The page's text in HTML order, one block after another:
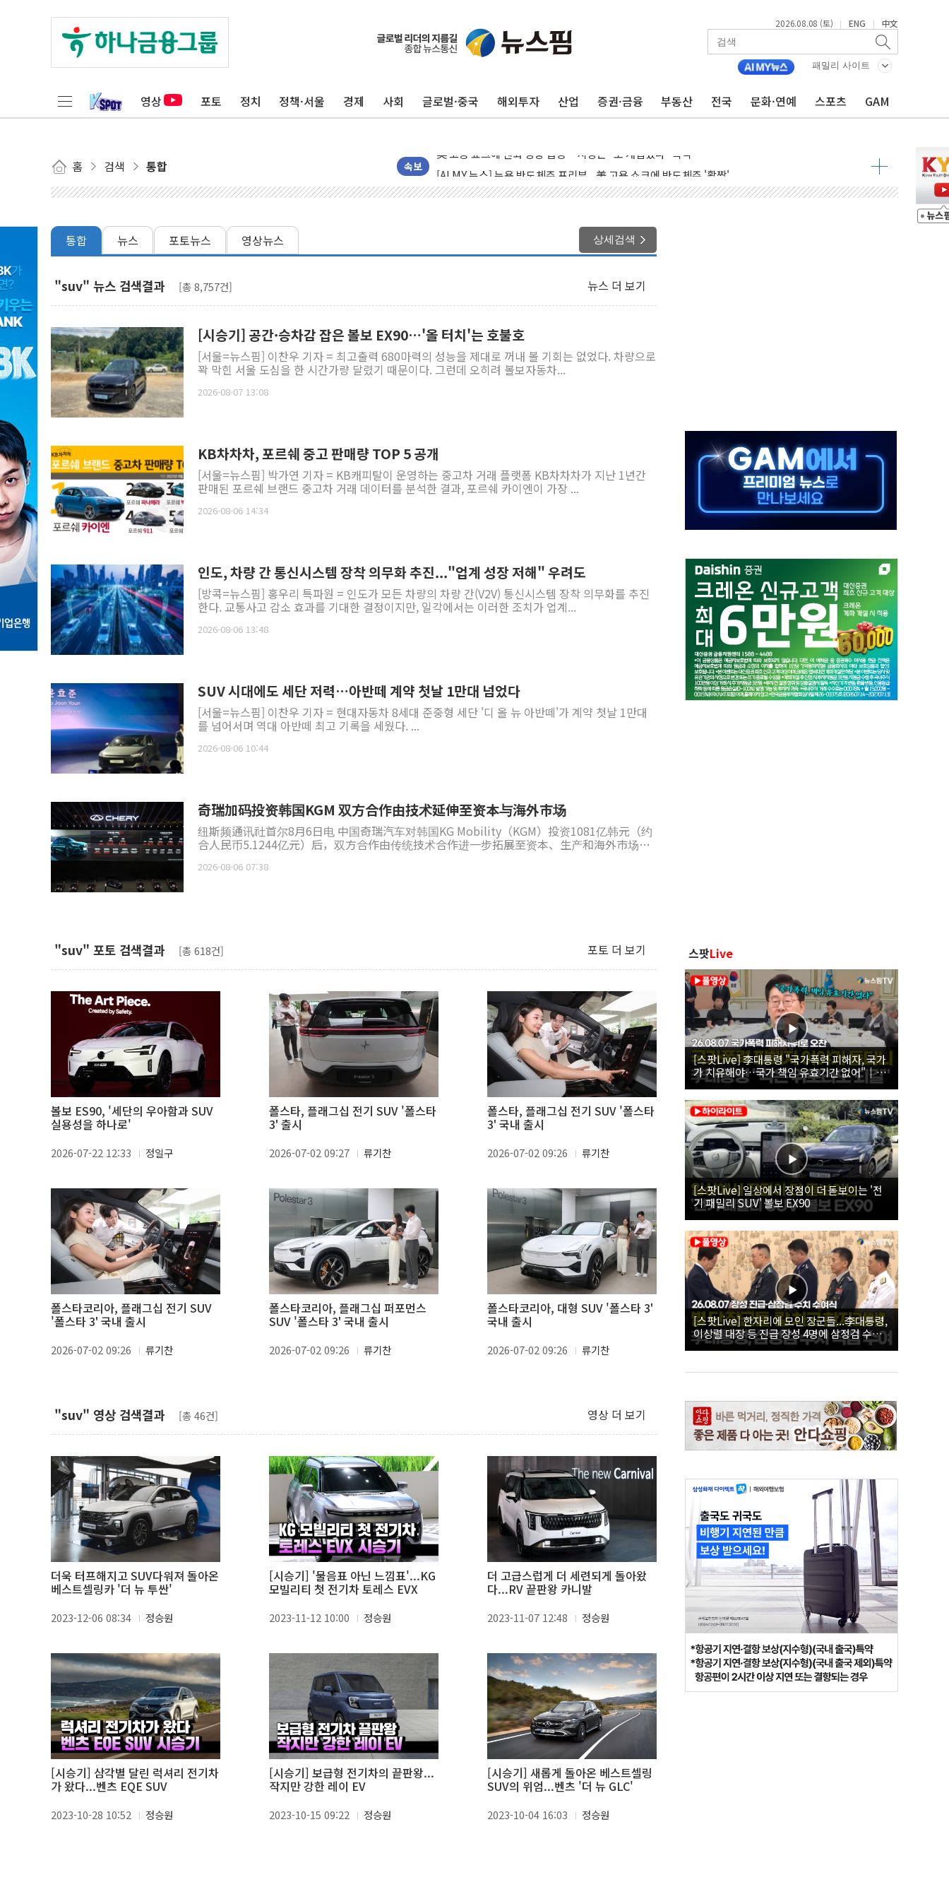
2026.08.08 (토) | ENG | 中文
패밀리 사이트
영상 포토 정치 정책·서울 경제 사회 글로벌·중국 해외투자 산업 증권·금융 부동산 전국 문화·연예 스포츠 GAM
홈 검색 통합 속보
美 항소법원, 백악관 무도회장 공사 중단 명령…트럼프 제동
이란의 핵심 원유 수출항 '하르그섬', 최근 1주일 이상 '올스톱'… 美 해상봉쇄 영향
[AI MY 뉴스] 뉴욕 반도체주 프리뷰...美 고용 쇼크에 반도체주 '활짝'
뉴욕증시 프리뷰, 美 고용 쇼크에 금리 인상 우려 후퇴…나스닥 선물 1%대 상승
[사진] 이슬람 수니파 3개국, 공동방위협정 체결
뉴욕증시 개장 전 특징주...아틀라시안·클라우드플레어·태양광주↑ VS 트레이드데스크·웬디스↓
트럼프 "금리 내려야"…파월 때와 달리 워시엔 톤 낮춰
李 "해남 태양광, 대한민국 다음 100년 밑거름…수도권 집중 완화 전환점"
李 대통령, '6시간 마라톤 부동산 2차 회의' 주재… "전폭적 공급 확대·속도전 총력"
트럼프, 中 겨냥 폴리실리콘 관세 15% 부과…美 태양광주 급등
남동발전, 해남군에 국내 최대 규모 400MW 태양광 착공…여의도 1.6배 규모
[인도증시] 중동 불안 속 유가 상승에 소폭 하락...금융주 낙폭 커
황희 '폐버스 청년주택' SNS 글 역풍에 "정부정책 아냐" 해명
폭염 누그러지고 가뭄 숙지나...경북동해안권 8~9일 최대 100mm 호우
통합 뉴스 포토뉴스 영상뉴스 상세검색
"suv" 뉴스 검색결과 [총 8,757건] 뉴스 더 보기
[시승기] 공간·승차감 잡은 볼보 EX90…'올 터치'는 호불호
[서울=뉴스핌] 이찬우 기자 = 최고출력 680마력의 성능을 제대로 꺼내 볼 기회는 없었다. 차량으로
꽉 막힌 서울 도심을 한 시간가량 달렸기 때문이다. 그런데 오히려 볼보자동차...
2026-08-07 13:08
KB차차차, 포르쉐 중고 판매량 TOP 5 공개
[서울=뉴스핌] 박가연 기자 = KB캐피탈이 운영하는 중고차 거래 플랫폼 KB차차차가 지난 1년간
판매된 포르쉐 브랜드 중고차 거래 데이터를 분석한 결과, 포르쉐 카이엔이 가장 ...
2026-08-06 14:34
인도, 차량 간 통신시스템 장착 의무화 추진..."업계 성장 저해" 우려도
[방콕=뉴스핌] 홍우리 특파원 = 인도가 모든 차량의 차량 간(V2V) 통신시스템 장착 의무화를 추진
한다. 교통사고 감소 효과를 기대한 결정이지만, 일각에서는 이러한 조치가 업계...
2026-08-06 13:48
SUV 시대에도 세단 저력…아반떼 계약 첫날 1만대 넘었다
[서울=뉴스핌] 이찬우 기자 = 현대자동차 8세대 준중형 세단 '디 올 뉴 아반떼'가 계약 첫날 1만대
를 넘어서며 역대 아반떼 최고 기록을 세웠다. ...
2026-08-06 10:44
奇瑞加码投资韩国KGM 双方合作由技术延伸至资本与海外市场
纽斯频通讯社首尔8月6日电 中国奇瑞汽车对韩国KG Mobility（KGM）投资1081亿韩元（约
合人民币5.1244亿元）后，双方合作由传统技术合作进一步拓展至资本、生产和海外市场布
2026-08-06 07:38
"suv" 포토 검색결과 [총 618건] 포토 더 보기
볼보 ES90, '세단의 우아함과 SUV
실용성을 하나로'
2026-07-22 12:33 정일구
폴스타, 플래그십 전기 SUV '폴스타
3' 출시
2026-07-02 09:27 류기찬
폴스타, 플래그십 전기 SUV '폴스타
3' 국내 출시
2026-07-02 09:26 류기찬
폴스타코리아, 플래그십 전기 SUV
'폴스타 3' 국내 출시
2026-07-02 09:26 류기찬
폴스타코리아, 플래그십 퍼포먼스
SUV '폴스타 3' 국내 출시
2026-07-02 09:26 류기찬
폴스타코리아, 대형 SUV '폴스타 3'
국내 출시
2026-07-02 09:26 류기찬
"suv" 영상 검색결과 [총 46건] 영상 더 보기
더욱 터프해지고 SUV다워져 돌아온
베스트셀링카 '더 뉴 투싼'
2023-12-06 08:34 정승원
[시승기] '물음표 아닌 느낌표'...KG
모빌리티 첫 전기차 토레스 EVX
2023-11-12 10:00 정승원
더 고급스럽게 더 세련되게 돌아왔
다...RV 끝판왕 카니발
2023-11-07 12:48 정승원
[시승기] 삼각별 달린 럭셔리 전기차
가 왔다...벤츠 EQE SUV
2023-10-28 10:52 정승원
[시승기] 보급형 전기차의 끝판왕...
작지만 강한 레이 EV
2023-10-15 09:22 정승원
[시승기] 새롭게 돌아온 베스트셀링
SUV의 위엄...벤츠 '더 뉴 GLC'
2023-10-04 16:03 정승원
스팟Live
[스팟Live] 李대통령 "국가폭력 피해자, 국가
가 치유해야…국가 책임 유효기간 없어"｜
26.08.07 국가폭력 피해자 위로 오찬
[스팟Live] 일상에서 장점이 더 돋보이는 '전
기 패밀리 SUV' 볼보 EX90
[스팟Live] 한자리에 모인 장군들...李대통령,
이상렬 대장 등 진급 장성 4명에 삼정검 수치
직접 수여｜26.08.07 장성 진급·삼정검 수치